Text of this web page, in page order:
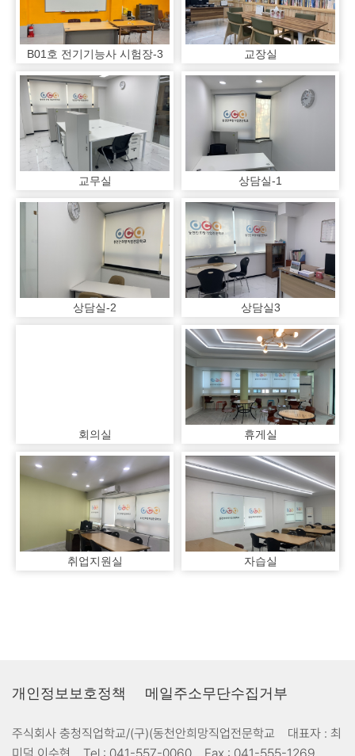
B01호 전기기능사 시험장-3 교장실
교무실 상담실-1
상담실-2 상담실3
회의실 휴게실
취업지원실 자습실
개인정보보호정책 메일주소무단수집거부
주식회사 충청직업학교/(구)(동천안희망직업전문학교 대표자 : 최